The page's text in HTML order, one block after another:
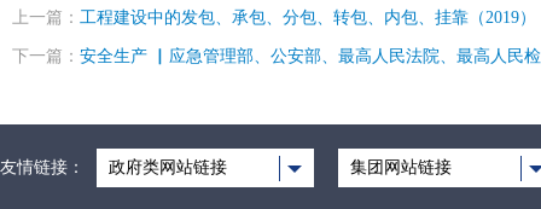
上一篇： 工程建设中的发包、承包、分包、转包、内包、挂靠（2019）
下一篇： 安全生产 ▏应急管理部、公安部、最高人民法院、最高人民
友情链接： 政府类网站链接 集团网站链接